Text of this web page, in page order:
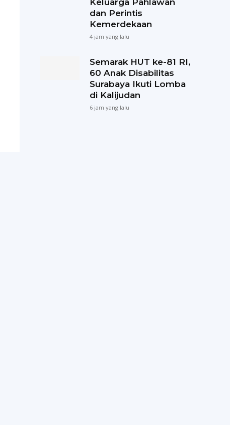
dan Perintis
Kemerdekaan
4 jam yang lalu
Semarak HUT ke-81 RI,
60 Anak Disabilitas
Surabaya Ikuti Lomba
di Kalijudan
6 jam yang lalu